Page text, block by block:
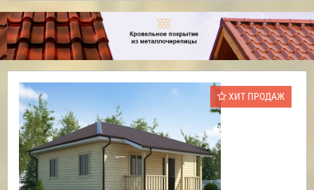
ХИТ ПРОДАЖ